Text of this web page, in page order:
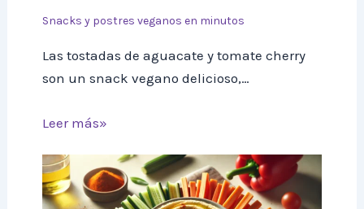
Snacks y postres veganos en minutos
Las tostadas de aguacate y tomate cherry
son un snack vegano delicioso,…
Leer más»